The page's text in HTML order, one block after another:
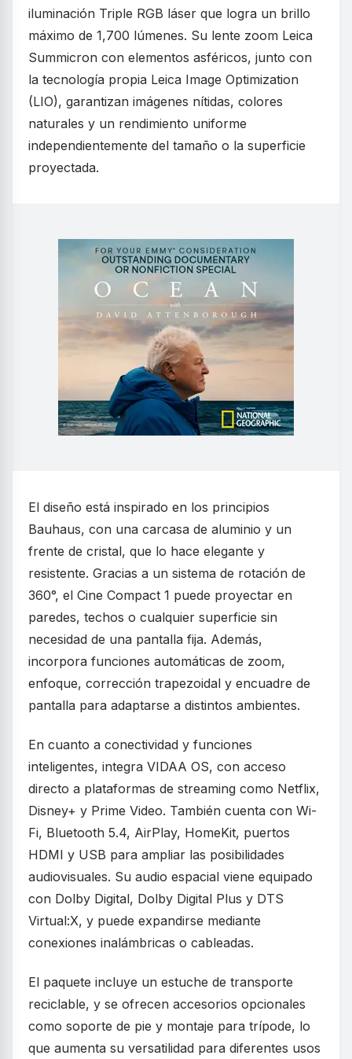
iluminación Triple RGB láser que logra un brillo
máximo de 1,700 lúmenes. Su lente zoom Leica
Summicron con elementos asféricos, junto con
la tecnología propia Leica Image Optimization
(LIO), garantizan imágenes nítidas, colores
naturales y un rendimiento uniforme
independientemente del tamaño o la superficie
proyectada.
El diseño está inspirado en los principios
Bauhaus, con una carcasa de aluminio y un
frente de cristal, que lo hace elegante y
resistente. Gracias a un sistema de rotación de
360°, el Cine Compact 1 puede proyectar en
paredes, techos o cualquier superficie sin
necesidad de una pantalla fija. Además,
incorpora funciones automáticas de zoom,
enfoque, corrección trapezoidal y encuadre de
pantalla para adaptarse a distintos ambientes.
En cuanto a conectividad y funciones
inteligentes, integra VIDAA OS, con acceso
directo a plataformas de streaming como Netflix,
Disney+ y Prime Video. También cuenta con Wi-
Fi, Bluetooth 5.4, AirPlay, HomeKit, puertos
HDMI y USB para ampliar las posibilidades
audiovisuales. Su audio espacial viene equipado
con Dolby Digital, Dolby Digital Plus y DTS
Virtual:X, y puede expandirse mediante
conexiones inalámbricas o cableadas.
El paquete incluye un estuche de transporte
reciclable, y se ofrecen accesorios opcionales
como soporte de pie y montaje para trípode, lo
que aumenta su versatilidad para diferentes usos